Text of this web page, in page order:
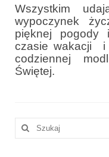
Sakrament
Sakrament
Sakrament
Niedziela
Wszystkim
wypoczynek
pięknej pogody
czasie wakacji i
codziennej
Świętej.
Szuklaj